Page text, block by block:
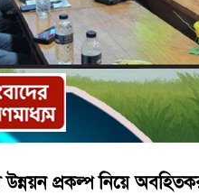
উন্নয়ন প্রকল্প নিয়ে